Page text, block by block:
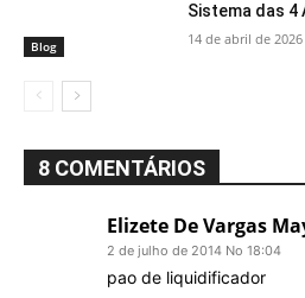
Blog
Sistema das
14 de abril de 2026
8 COMENTÁRIOS
Elizete De Vargas
2 de julho de 2014 No 18:04
pao de liquidificador